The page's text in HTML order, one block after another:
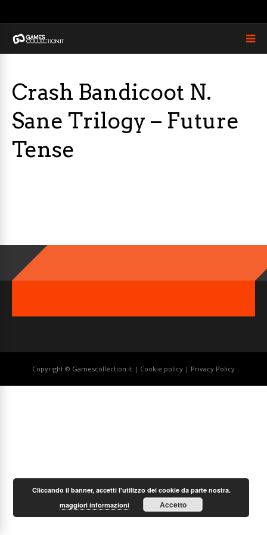
Crash Bandicoot N.
Sane Trilogy – Future
Tense
Copyright © Gamescollection.it | Cookie policy | Privacy Policy
Cliccando il banner, accetti l'utilizzo dei cookie da parte nostra.
maggiori informazioni
Accetto